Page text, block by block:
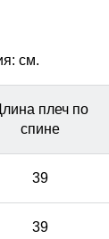
для
факторов,
см.
плеч по
спине
39
39